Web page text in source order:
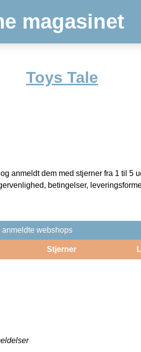
magasinet
Toys Tale
anmeldt dem med stjerner fra 1 til 5
betingelser,
anmeldte webshops
Stjerner